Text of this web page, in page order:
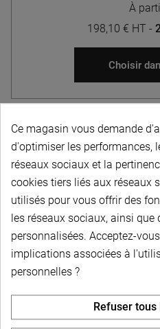
À
198,10 € HT -
Choisir
PAIEMENT
LIVRAISON
Ce magasin vous demande
d'optimiser les performances,
réseaux sociaux et la
cookies tiers liés aux réseaux
utilisés pour vous offrir des
les réseaux sociaux, ainsi que
personnalisées. Acceptez-
implications associées à
personnelles ?
Refuser